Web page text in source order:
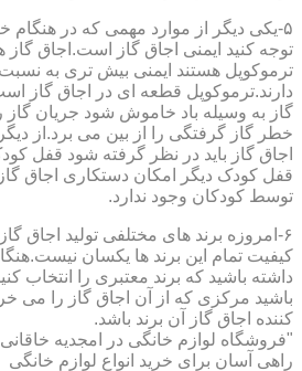
۵-یکی دیگر از موارد مهمی که در هنگام
توجه کنید ایمنی اجاق گاز است.اجاق گاز
ترموکوپل هستند ایمنی بیش تری به
دارند.ترموکوپل قطعه ای در اجاق گاز
گاز به وسیله باد خاموش شود جریان گاز
خطر گاز گرفتگی را از بین می برد.از
اجاق گاز باید در نظر گرفته شود قفل
قفل کودک دیگر امکان دستکاری اجاق
توسط کودکان وجود ندارد.
۶-امروزه برند های مختلفی تولید اجاق
کیفیت تمام این برند ها یکسان
داشته باشید که برند معتبری را انتخاب
باشید مرکزی که از آن اجاق گاز را می
کننده اجاق گاز آن برند باشد.
"فروشگاه لوازم خانگی در امجدیه
راهی آسان برای خرید انواع لوازم خانگی